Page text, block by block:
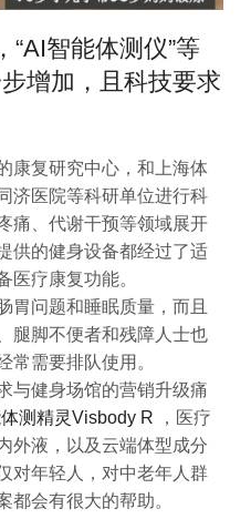
“AI智能体测仪”等
增加，且科技要求
康复研究中心，和上海体
济医院等科研单位进行科
痛、代谢干预等领域展开
供的健身设备都经过了适
医疗康复功能。
胃问题和睡眠质量，而且
腿脚不便者和残障人士也
常需要排队使用。
与健身场馆的营销升级痛
测精灵Visbody R ，医疗
外液，以及云端体型成分
对年轻人，对中老年人群
都会有很大的帮助。